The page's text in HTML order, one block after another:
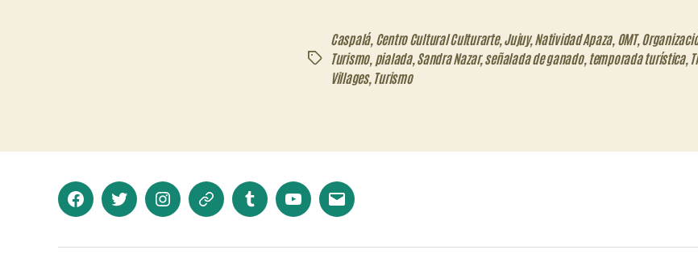
Etiquetas
Caspalá, Centro Cultural Culturarte, Jujuy, Natividad Apaza, OMT,
Turismo, pialada, Sandra Nazar,señalada de ganado, temporada turística,
Villages, Turismo
FacebookTwitter InstagramTelegramTumblr YouTubeCorreo